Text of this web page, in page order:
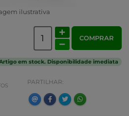
ilustrativa
COMPRAR
em stock. Disponibilidade imediata
PARTILHAR: